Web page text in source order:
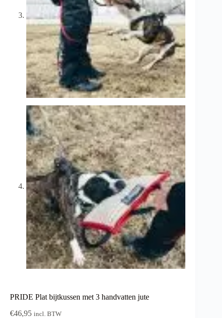
PRIDE Plat bijtkussen met 3 handvatten jute
€46,95 incl. BTW